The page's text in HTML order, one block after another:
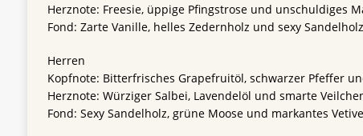
Herznote: Freesie, üppige Pfingstrose und unschuldiges
Fond: Zarte Vanille, helles Zedernholz und sexy Sandelholz
Herren
Kopfnote: Bitterfrisches Grapefruitöl, schwarzer Pfeffer
Herznote: Würziger Salbei, Lavendelöl und smarte
Fond: Sexy Sandelholz, grüne Moose und markantes